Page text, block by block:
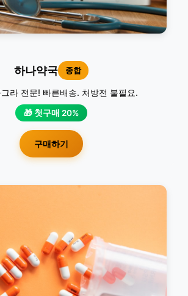
하나약국 종합
라 전문! 빠른배송. 처방전 불필요.
🎁 첫구매 20%
구매하기